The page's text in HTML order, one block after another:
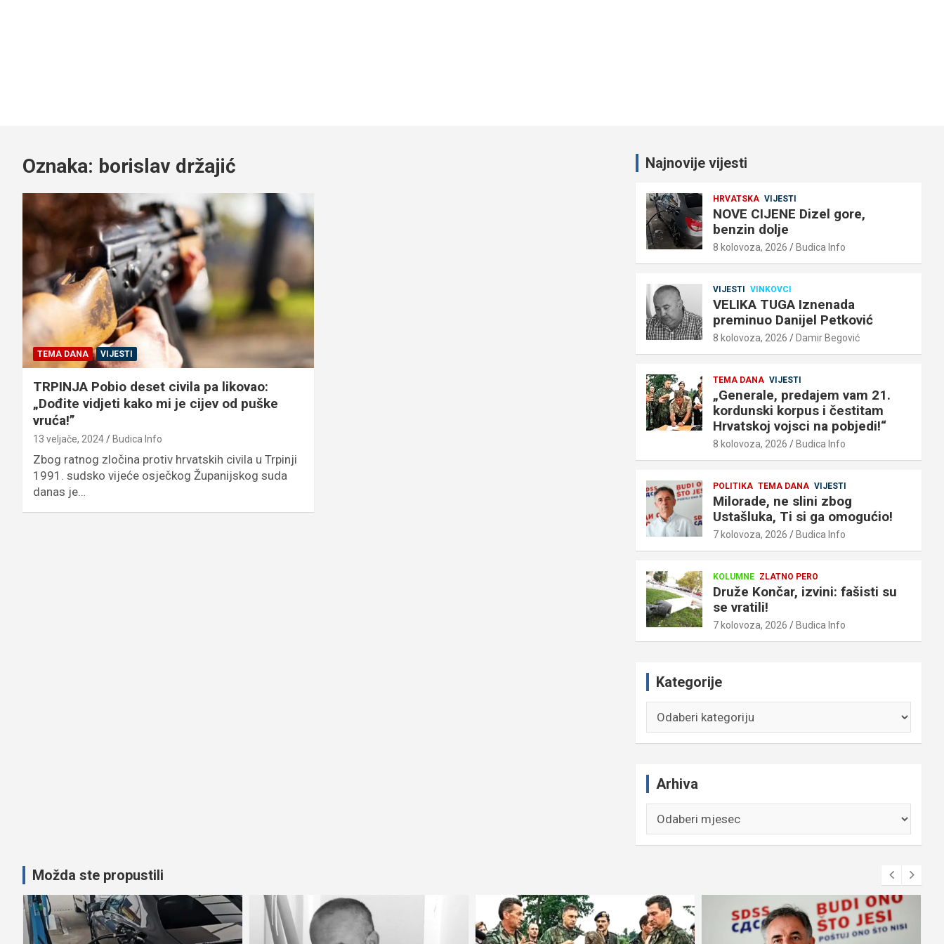
Oznaka: borislav držajić
TEMA DANA VIJESTI
TRPINJA Pobio deset civila pa likovao:
„Dođite vidjeti kako mi je cijev od puške
vruća!”
13 veljače, 2024 Budica Info
Zbog ratnog zločina protiv hrvatskih civila u Trpinji
1991. sudsko vijeće osječkog Županijskog suda
danas je…
Najnovije vijesti
HRVATSKA VIJESTI
NOVE CIJENE Dizel gore,
benzin dolje
8 kolovoza, 2026 Budica Info
VIJESTI VINKOVCI
VELIKA TUGA Iznenada
preminuo Danijel Petković
8 kolovoza, 2026 Damir Begović
TEMA DANA VIJESTI
„Generale, predajem vam 21.
kordunski korpus i čestitam
Hrvatskoj vojsci na pobjedi!“
8 kolovoza, 2026 Budica Info
POLITIKA TEMA DANA VIJESTI
Milorade, ne slini zbog
Ustašluka, Ti si ga omogućio!
7 kolovoza, 2026 Budica Info
KOLUMNE ZLATNO PERO
Druže Končar, izvini: fašisti su
se vratili!
7 kolovoza, 2026 Budica Info
Kategorije
Arhiva
Možda ste propustili